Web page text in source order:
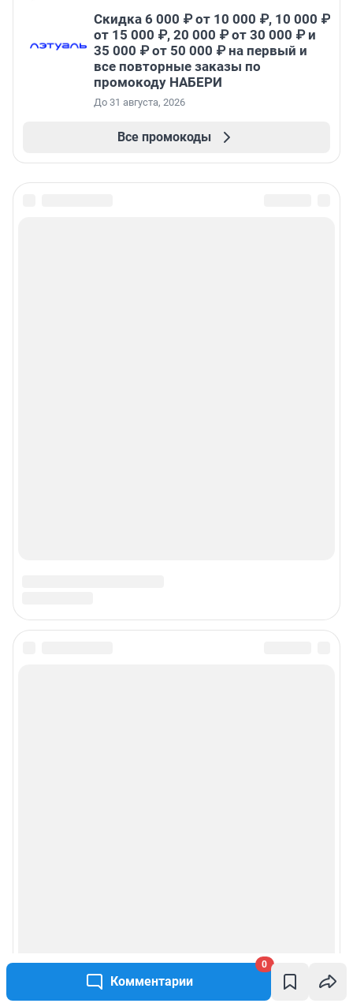
Комментарии
0
Скидка 6 000 ₽ от 10 000 ₽, 10 000 ₽
от 15 000 ₽, 20 000 ₽ от 30 000 ₽ и
35 000 ₽ от 50 000 ₽ на первый и
все повторные заказы по
промокоду НАБЕРИ
До 31 августа, 2026
Все промокоды